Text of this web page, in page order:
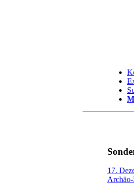
17.
Archäo-